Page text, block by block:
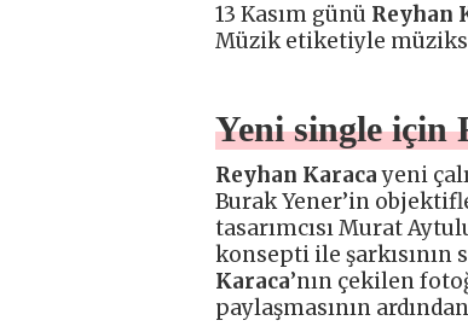
13 Kasım günü Reyhan
Müzik etiketiyle
Yeni single için
Reyhan Karacayeni
Burak Yener’in
tasarımcısı Murat
konsepti ile
Karaca’nın çekilen
paylaşmasının